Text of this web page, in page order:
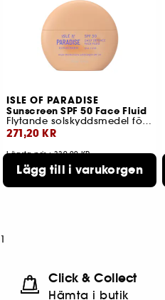
ISLE OF PARADISE
Sunscreen SPF 50 Face Fluid
Flytande solskyddsmedel för ansiktet SPF50
271,20 KR
Lägsta pris : 339,00 KR
Lägg till i varukorgen
1
Click & Collect
Hämta i butik​